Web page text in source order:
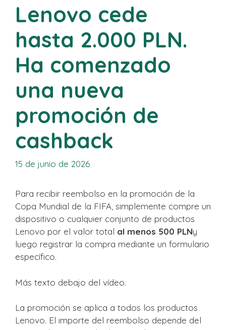
Lenovo cede
hasta 2.000 PLN.
Ha comenzado
una nueva
promoción de
cashback
15 de junio de 2026
Para recibir reembolso en la promoción de la
Copa Mundial de la FIFA, simplemente compre un
dispositivo o cualquier conjunto de productos
Lenovo por el valor total al menos 500 PLNy
luego registrar la compra mediante un formulario
específico.
Más texto debajo del vídeo.
La promoción se aplica a todos los productos
Lenovo. El importe del reembolso depende del